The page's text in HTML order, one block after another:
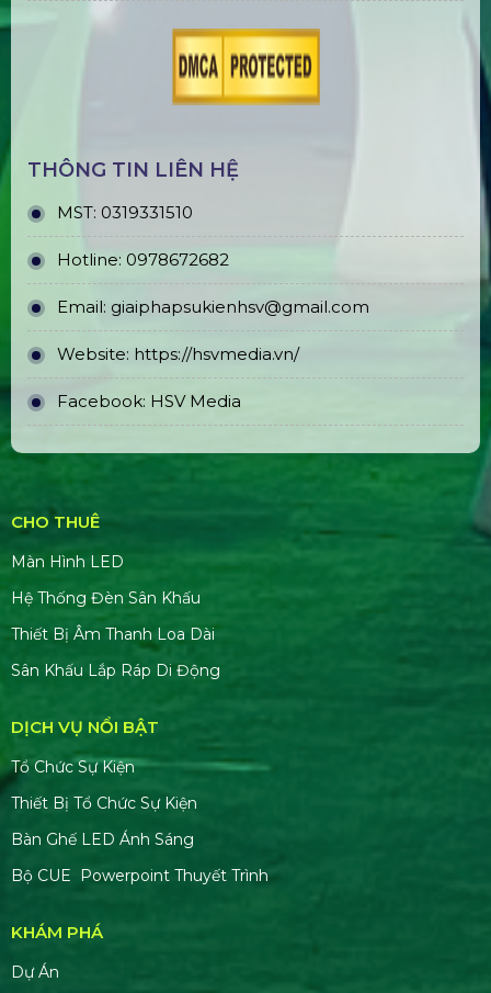
THÔNG TIN LIÊN HỆ
MST: 0319331510
Hotline: 0978672682
Email: giaiphapsukienhsv@gmail.com
Website: https://hsvmedia.vn/
Facebook: HSV Media
CHO THUÊ
Màn Hình LED
Hệ Thống Đèn Sân Khấu
Thiết Bị Âm Thanh Loa Dài
Sân Khấu Lắp Ráp Di Động
DỊCH VỤ NỔI BẬT
Tổ Chức Sự Kiện
Thiết Bị Tổ Chức Sự Kiện
Bàn Ghế LED Ánh Sáng
Bộ CUE Powerpoint Thuyết Trình
KHÁM PHÁ
Dự Án